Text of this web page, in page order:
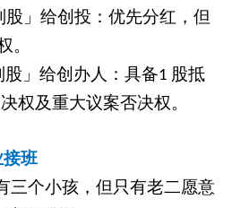
股」给创投：优先分红，但
。
股」给创办人：具备1 股抵
权及重大议案否决权。
接班
三个小孩，但只有老二愿意